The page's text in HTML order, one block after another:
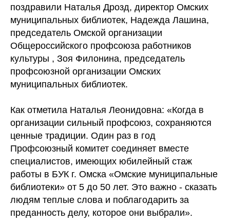
поздравили Наталья Дрозд, директор Омских
муниципальных библиотек, Надежда Лашина,
председатель Омской организации
Общероссийского профсоюза работников
культуры , Зоя Филонина, председатель
профсоюзной организации Омских
муниципальных библиотек.
Как отметила Наталья Леонидовна: «Когда в
организации сильный профсоюз, сохраняются
ценные традиции. Один раз в год
Профсоюзный комитет соединяет вместе
специалистов, имеющих юбилейный стаж
работы в БУК г. Омска «Омские муниципальные
библиотеки» от 5 до 50 лет. Это важно - сказать
людям теплые слова и поблагодарить за
преданность делу, которое они выбрали».